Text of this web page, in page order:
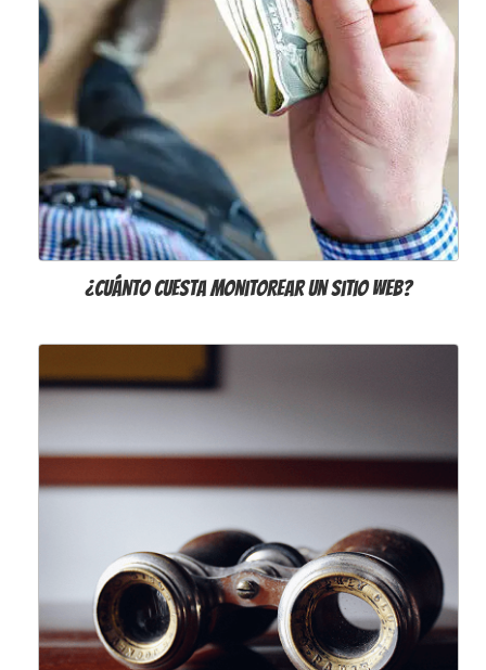
¿Cuánto Cuesta Monitorear un Sitio Web?